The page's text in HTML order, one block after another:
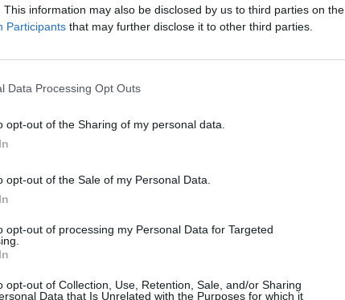
This information may also be disclosed by us to third parties on the
Participants that may further disclose it to other third parties.
Data Processing Opt Outs
opt-out of the Sharing of my personal data.
opt-out of the Sale of my Personal Data.
opt-out of processing my Personal Data for Targeted
opt-out of Collection, Use, Retention, Sale, and/or Sharing
Data that Is Unrelated with the Purposes for which it
varför förlängning i spel tre mot tre fick tillgripas
Men med 51 sekunder kvar skickade Alina Muller
gjorde så att Damkronorna blev utan medalj trots
på turneringen lär jag minnas OS som
hockeykartan igen.
rivalen Kanada med 2–1 efter förlängning.
på ett frejdigt spel som gjorde att
anfallaren.
gett allt för laget. Jag är oerhört tacksam över
turnering.
live?